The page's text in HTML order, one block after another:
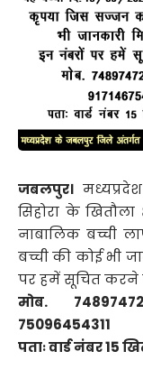
जबलपुर।
सिहोरा के खितौला
नाबालिक बच्ची
बच्ची की कोई भी
पर हमें सूचित करने
मोब.
75096454311
पताः वार्ड नंबर 15